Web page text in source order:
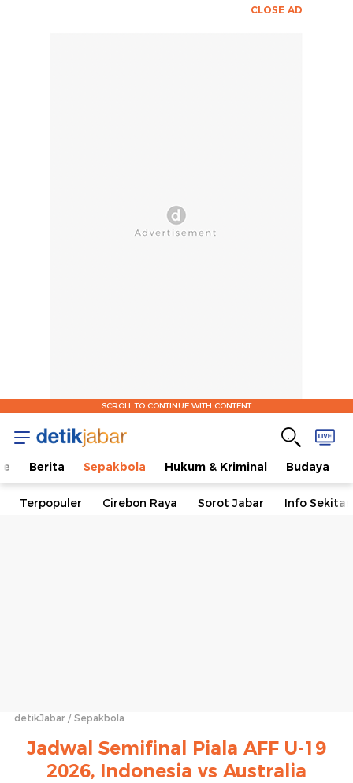
CLOSE AD
SCROLL TO CONTINUE WITH CONTENT
Berita Sepakbola Hukum & Kriminal Budaya
Terpopuler Cirebon Raya Sorot Jabar Info
detikJabar Sepakbola
Jadwal Semifinal Piala AFF U-19
2026, Indonesia vs Australia